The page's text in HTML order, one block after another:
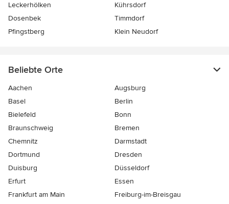
Leckerhölken
Kührsdorf
Dosenbek
Timmdorf
Pfingstberg
Klein Neudorf
Beliebte Orte
Aachen
Augsburg
Basel
Berlin
Bielefeld
Bonn
Braunschweig
Bremen
Chemnitz
Darmstadt
Dortmund
Dresden
Duisburg
Düsseldorf
Erfurt
Essen
Frankfurt am Main
Freiburg-im-Breisgau